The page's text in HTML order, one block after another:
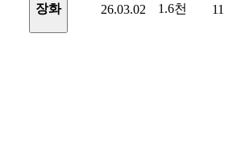
장화 26.03.02 1.6천 11